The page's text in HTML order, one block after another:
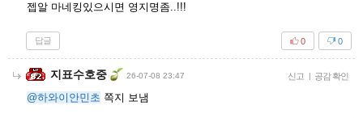
젭알 마네킹있으시면 영지명좀..!!!
답글 0
0
지표수호중 26-07-08 23:47 신고 | 공감 확인
@하와이안민초 쪽지 보냄